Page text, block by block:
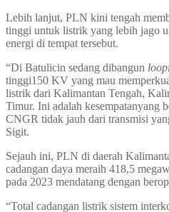
Lebih lanjut, PLN kini tengah
tinggi untuk listrik yang lebih jago
energi di tempat tersebut.
“Di Batulicin sedang dibangun
tinggi150 KV yang mau
listrik dari Kalimantan Tengah,
Timur. Ini adalah kesempatanyang
CNGR tidak jauh dari transmisi
Sigit.
Sejauh ini, PLN di daerah
cadangan daya meraih 418,5
pada 2023 mendatang dengan
“Total cadangan listrik sistem